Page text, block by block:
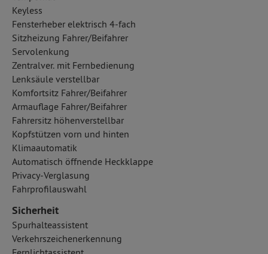
Keyless
Fensterheber elektrisch 4-fach
Sitzheizung Fahrer/Beifahrer
Servolenkung
Zentralver. mit Fernbedienung
Lenksäule verstellbar
Komfortsitz Fahrer/Beifahrer
Armauflage Fahrer/Beifahrer
Fahrersitz höhenverstellbar
Kopfstützen vorn und hinten
Klimaautomatik
Automatisch öffnende Heckklappe
Privacy-Verglasung
Fahrprofilauswahl
Sicherheit
Spurhalteassistent
Verkehrszeichenerkennung